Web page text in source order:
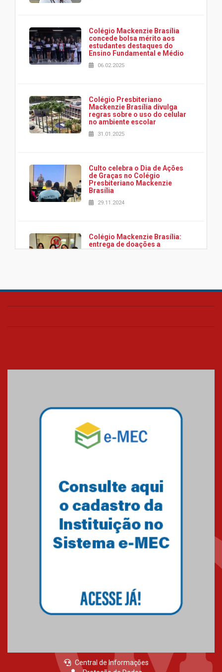
Colégio Mackenzie Brasília
concede bolsa mérito aos
estudantes destaques do
Ensino Fundamental e Médio
06.02.2025
Colégio Presbiteriano
Mackenzie Brasília divulga
regras sobre o uso do celular
no ambiente escolar
31.01.2025
Culto celebra o Dia de Ações
de Graças no Colégio
Presbiteriano Mackenzie
Brasília
29.11.2024
Colégio Mackenzie Brasília:
entrega de doações a
associação Viver da Cidade
Colégio Presbiteriano
os funcionários
07.11.2024
Equipe de saltos ornamentais
do Mackenzie Brasília
Gravação do projeto “Mais de
31 mil vozes com a Palavra” é
realizado no Colégio
Mackenzie Brasília
25.10.2024
Brasília conquistam medalhas
em importantes competições
de Matemática
04.10.2024
Central de Informações